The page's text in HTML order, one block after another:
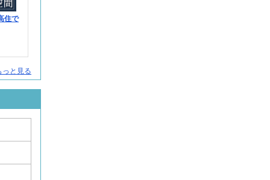
住で
と見る